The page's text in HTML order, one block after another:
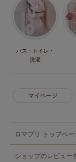
バス・トイレ・
洗濯
マイページ
ロマプリ トップペー
ショップのレビュー